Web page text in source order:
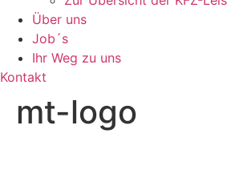
Über uns
Job´s
Ihr Weg zu uns
Kontakt
mt-logo